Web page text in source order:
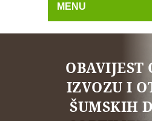
MENU
OBAVIJEST
IZVOZU I
ŠUMSKIH